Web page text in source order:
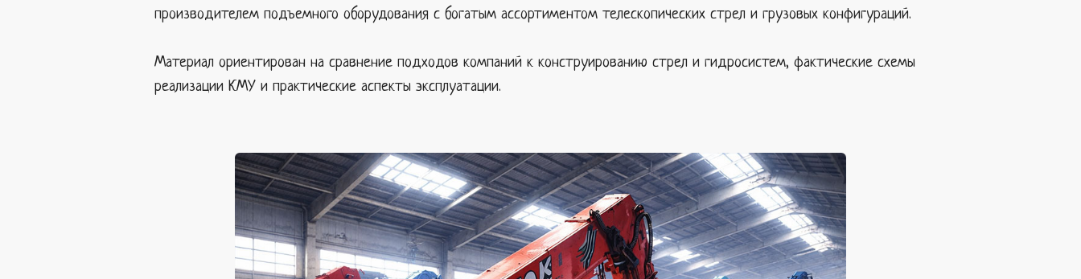
производителем подъемного оборудования с богатым ассортиментом телескопических стрел и грузовых конфигураций.
Материал ориентирован на сравнение подходов компаний к конструированию стрел и гидросистем, фактические схемы
реализации КМУ и практические аспекты эксплуатации.